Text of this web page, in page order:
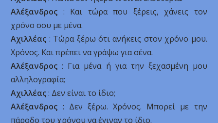
Αλέξανδρος : Και τώρα που ξέρεις, χάνεις τον
χρόνο σου με μένα.
Αχιλλέας : Τώρα ξέρω ότι ανήκεις στον χρόνο μου.
Χρόνος. Και πρέπει να γράψω για σένα.
Αλέξανδρος: Για μένα ή για την ξεχασμένη μου
αλληλογραφία;
Αχιλλέας: Δεν είναι το ίδιο;
Αλέξανδρος : Δεν ξέρω. Χρόνος. Μπορεί με την
πάροδο του χρόνου να έγιναν το ίδιο.